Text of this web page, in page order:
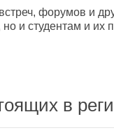
форумов и
но и студентам и их
в